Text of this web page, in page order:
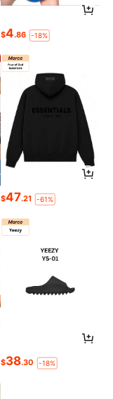
$4.86 -18%
$47.21 -61%
$38.30 -18%